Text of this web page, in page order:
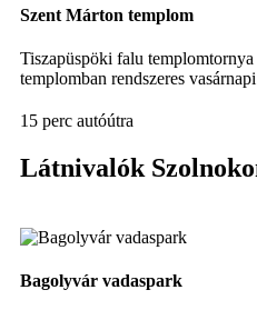
Szent Márton templom
Tiszapüspöki falu
templomban rendszeres
15 perc autóútra
Látnivalók
Bagolyvár vadaspark